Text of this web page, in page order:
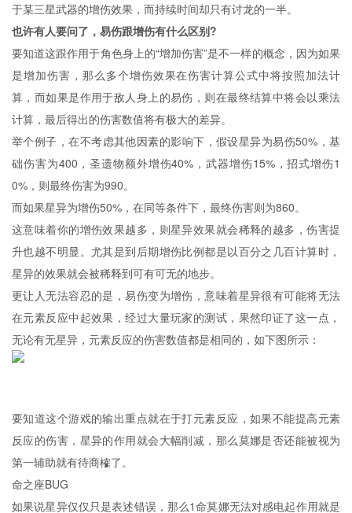
于某三星武器的增伤效果，而持续时间却只有讨龙的一半。
也许有人要问了，易伤跟增伤有什么区别?
要知道这跟作用于角色身上的“增加伤害”是不一样的概念，因为如果
是增加伤害，那么多个增伤效果在伤害计算公式中将按照加法计
算，而如果是作用于敌人身上的易伤，则在最终结算中将会以乘法
计算，最后得出的伤害数值将有极大的差异。
举个例子，在不考虑其他因素的影响下，假设星异为易伤50%，基
础伤害为400，圣遗物额外增伤40%，武器增伤15%，招式增伤1
0%，则最终伤害为990。
而如果星异为增伤50%，在同等条件下，最终伤害则为860。
这意味着你的增伤效果越多，则星异效果就会稀释的越多，伤害提
升也越不明显。尤其是到后期增伤比例都是以百分之几百计算时，
星异的效果就会被稀释到可有可无的地步。
更让人无法容忍的是，易伤变为增伤，意味着星异很有可能将无法
在元素反应中起效果，经过大量玩家的测试，果然印证了这一点，
无论有无星异，元素反应的伤害数值都是相同的，如下图所示：
要知道这个游戏的输出重点就在于打元素反应，如果不能提高元素
反应的伤害，星异的作用就会大幅削减，那么莫娜是否还能被视为
第一辅助就有待商榷了。
命之座BUG
如果说星异仅仅只是表述错误，那么1命莫娜无法对感电起作用就是